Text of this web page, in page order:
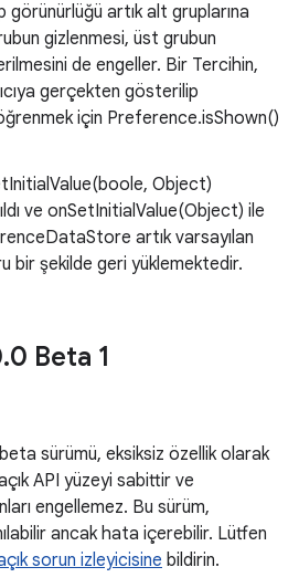
artık alt gruplarına
gizlenmesi, üst grubun
de engeller. Bir Tercihin,
gerçekten gösterilip
için Preference.isShown()
Object)
ve onSetInitialValue(Object) ile
artık varsayılan
bir şekilde geri yüklemektedir.
.0 Beta 1
beta sürümü, eksiksiz özellik olarak
API yüzeyi sabittir ve
engellemez. Bu sürüm,
ancak hata içerebilir. Lütfen
sorun izleyicisine bildirin.